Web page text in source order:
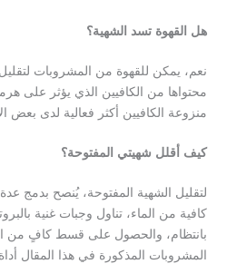
هل القهوة تسد الشهية؟
نعم، يمكن للقهوة من المشروبات
محتواها من الكافيين الذي يؤثر على
منزوعة الكافيين أكثر فعالية لدى بعض
كيف أقلل شهيتي المفتوحة؟
لتقليل الشهية المفتوحة، يُنصح بدمج
كافية من الماء، تناول وجبات غنية
بانتظام، والحصول على قسط كافٍ من
المشروبات المذكورة في هذا المقال